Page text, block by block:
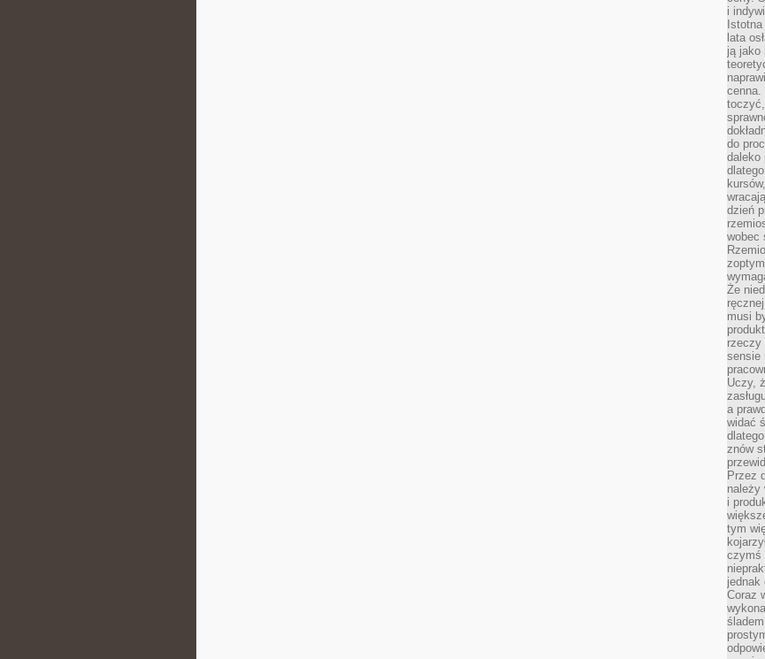
i
lata
ją jako
do
daleko
dzień
wobec
Że
musi
rzeczy
sensie
Uczy,
a
widać
znów
Przez
należy
i
tym
czymś
jednak
Coraz